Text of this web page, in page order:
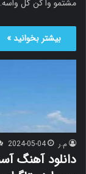
مشتمو وا کن گل
بیشتر بخوانید »
م.ر 2024-05-04
دانلود آهنگ